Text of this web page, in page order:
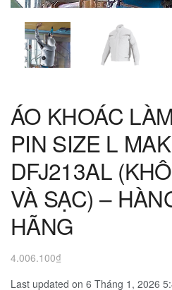
ÁO KHOÁC
PIN SIZE L
DFJ213AL
VÀ SẠC) –
HÃNG
4.006.100₫
Last updated on 6 Tháng 1, 2026